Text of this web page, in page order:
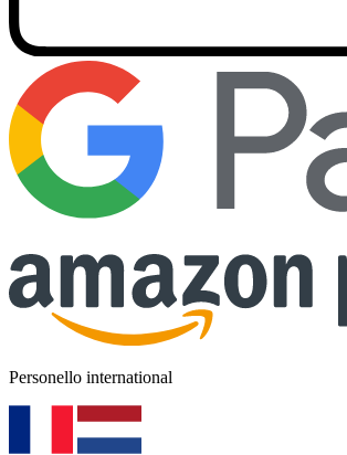
Personello international